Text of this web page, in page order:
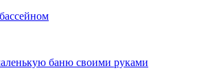
баню своими руками